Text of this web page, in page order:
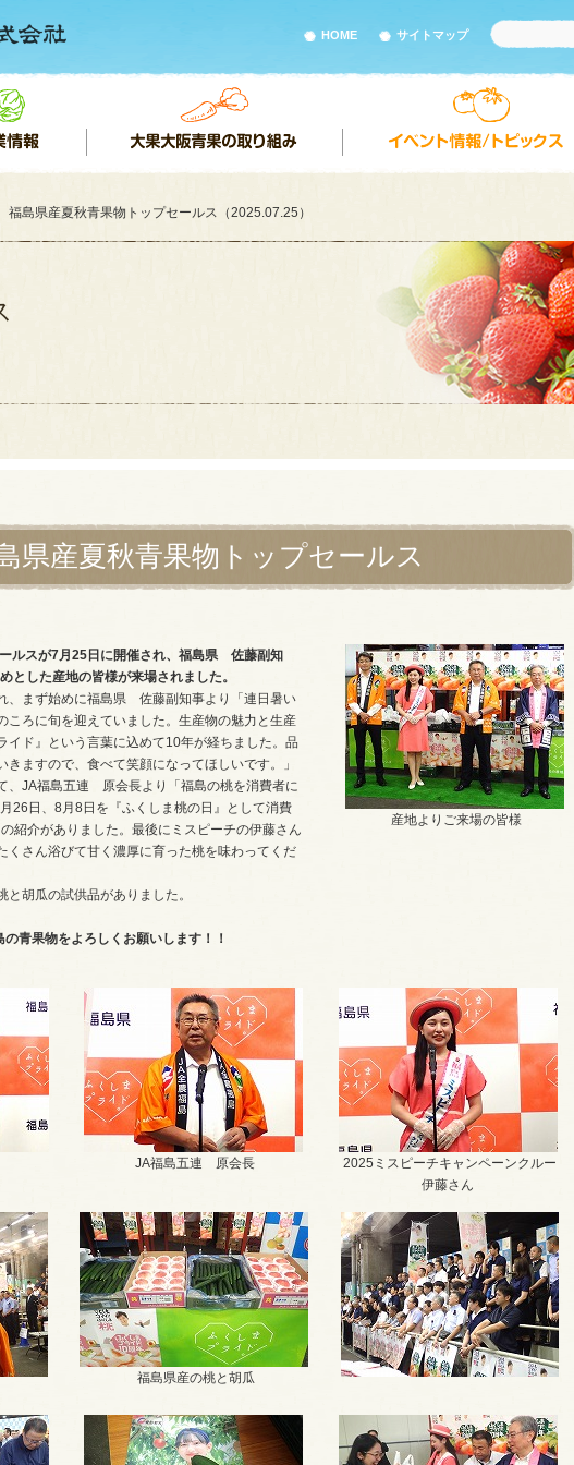
HOME サイトマップ
島県産夏秋青果物トップセールス（2025.07.25）
県産夏秋青果物トップセールス
ルスが7月25日に開催され、福島県 佐藤副知
した産地の皆様が来場されました。
、まず始めに福島県 佐藤副知事より「連日暑い
ころに旬を迎えていました。生産物の魅力と生産
イド』という言葉に込めて10年が経ちました。品
ますので、食べて笑顔になってほしいです。」
、JA福島五連 原会長より「福島の桃を消費者に
26日、8月8日を『ふくしま桃の日』として消費
紹介がありました。最後にミスピーチの伊藤さん
くさん浴びて甘く濃厚に育った桃を味わってくだ
胡瓜の試供品がありました。
青果物をよろしくお願いします！！
産地よりご来場の皆様
JA福島五連 原会長
2025ミスピーチキャンペーンクルー
伊藤さん
福島県産の桃と胡瓜